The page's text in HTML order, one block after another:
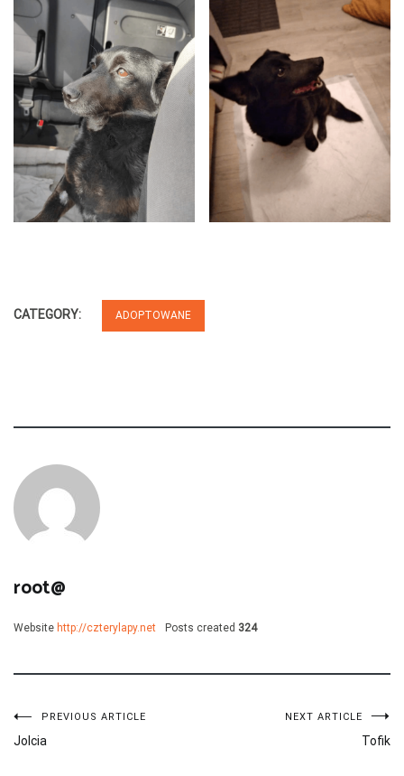
CATEGORY: ADOPTOWANE
root@
Website http://czterylapy.net Posts created 324
Nawigacja
PREVIOUS ARTICLE
Jolcia
NEXT ARTICLE
Tofik